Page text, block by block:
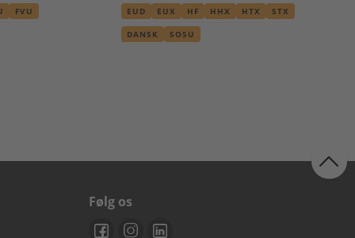
FVU
EUD EUX HF HHX HTX STX
DANSK SOSU
Følg os